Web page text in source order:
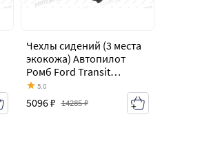
Чехлы сидений (3 места
экокожа) Автопилот
Ромб Ford Transit
цельнометаллический
фургон (2006-2014)
5.0
5096 ₽ 14285 ₽